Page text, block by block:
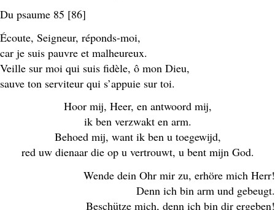
Du psaume 85 [86]
Écoute, Seigneur, réponds-moi,
car je suis pauvre et malheureux.
Veille sur moi qui suis fidèle, ô mon Dieu,
sauve ton serviteur qui s’appuie sur toi.
Hoor mij, Heer, en antwoord mij,
ik ben verzwakt en arm.
Behoed mij, want ik ben u toegewijd,
red uw dienaar die op u vertrouwt, u bent mijn God.
Wende dein Ohr mir zu, erhöre mich Herr!
Denn ich bin arm und gebeugt.
Beschütze mich, denn ich bin dir ergeben!